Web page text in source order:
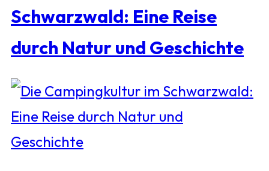
Schwarzwald: Eine Reise
durch Natur und Geschichte